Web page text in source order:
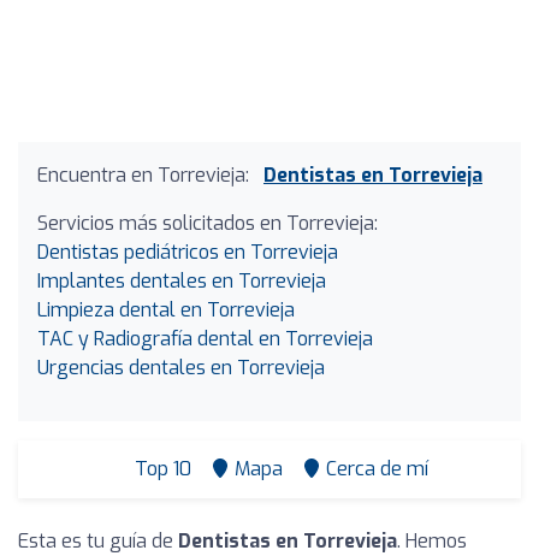
Encuentra en Torrevieja:
Dentistas en Torrevieja
Servicios más solicitados en Torrevieja:
Dentistas pediátricos en Torrevieja
Implantes dentales en Torrevieja
Limpieza dental en Torrevieja
TAC y Radiografía dental en Torrevieja
Urgencias dentales en Torrevieja
Top 10 Mapa Cerca de mí
Esta es tu guía de Dentistas en Torrevieja. Hemos